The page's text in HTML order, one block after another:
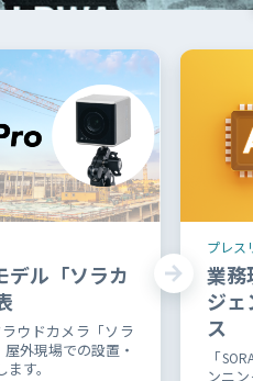
デル「ソラカ
ウドカメラ「ソラ
外現場での設置・
す。
プレス
業務
ジェ
ス
「
ンニ